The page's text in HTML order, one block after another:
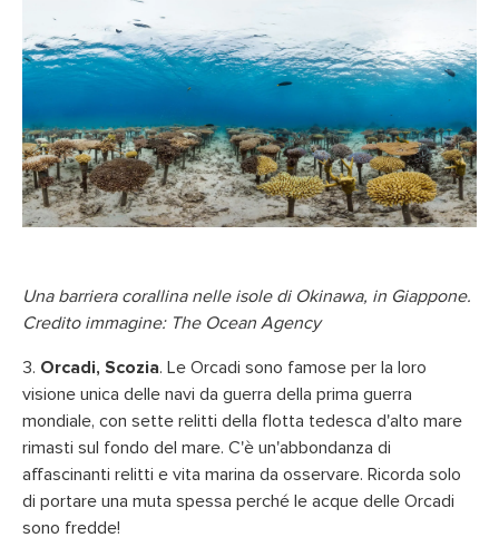
Una barriera corallina nelle isole di Okinawa, in Giappone.
Credito immagine: The Ocean Agency
3. Orcadi, Scozia. Le Orcadi sono famose per la loro
visione unica delle navi da guerra della prima guerra
mondiale, con sette relitti della flotta tedesca d'alto mare
rimasti sul fondo del mare. C'è un'abbondanza di
affascinanti relitti e vita marina da osservare. Ricorda solo
di portare una muta spessa perché le acque delle Orcadi
sono fredde!